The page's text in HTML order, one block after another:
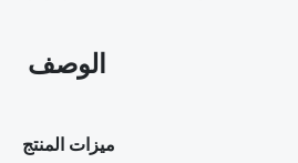
الوصف
ميزات المنتج